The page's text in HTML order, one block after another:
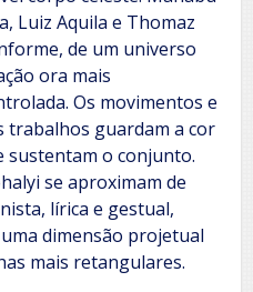
Luiz Aquila e Thomaz
de um universo
ora mais
Os movimentos e
trabalhos guardam a cor
sustentam o conjunto.
se aproximam de
lírica e gestual,
dimensão projetual
mais retangulares.